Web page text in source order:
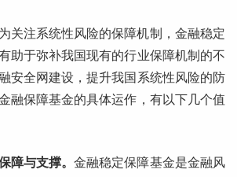
关注系统性风险的保障机制，金融稳定
助于弥补我国现有的行业保障机制的不
安全网建设，提升我国系统性风险的防
融保障基金的具体运作，有以下几个值
障与支撑。金融稳定保障基金是金融风